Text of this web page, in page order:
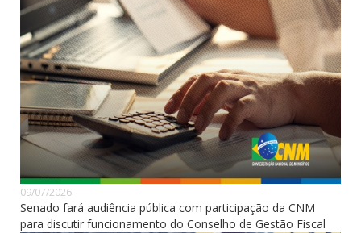
09/07/2026
Senado fará audiência pública com participação da CNM
para discutir funcionamento do Conselho de Gestão Fiscal